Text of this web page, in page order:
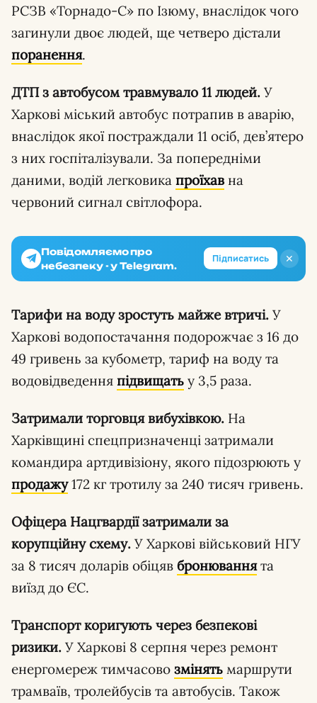
РСЗВ «Торнадо-С» по Ізюму, внаслідок чого
загинули двоє людей, ще четверо дістали
поранення.
ДТП з автобусом травмувало 11 людей. У
Харкові міський автобус потрапив в аварію,
внаслідок якої постраждали 11 осіб, дев’ятеро
з них госпіталізували. За попередніми
даними, водій легковика проїхав на
червоний сигнал світлофора.
✕
Повідомляємо про
небезпеку - у Telegram.
Підписатись
Тарифи на воду зростуть майже втричі. У
Харкові водопостачання подорожчає з 16 до
49 гривень за кубометр, тариф на воду та
водовідведення підвищать у 3,5 раза.
Затримали торговця вибухівкою. На
Харківщині спецпризначенці затримали
командира артдивізіону, якого підозрюють у
продажу172 кг тротилу за 240 тисяч гривень.
Офіцера Нацгвардії затримали за
корупційну схему. У Харкові військовий НГУ
за 8 тисяч доларів обіцяв бронюваннята
виїзд до ЄС.
Транспорт коригують через безпекові
ризики. У Харкові 8 серпня через ремонт
енергомереж тимчасово змінять маршрути
трамваїв, тролейбусів та автобусів. Також